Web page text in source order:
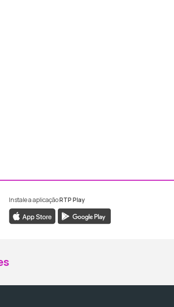
Madeira
RTP Madeira
Instale a aplicaçãoRTP Play